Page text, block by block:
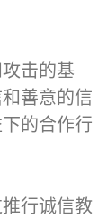
击的基
善意的信
的合作行
行诚信教